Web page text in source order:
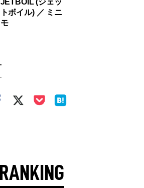
JETBOIL (ジェッ
トボイル) ／ ミニ
モ
RANKING